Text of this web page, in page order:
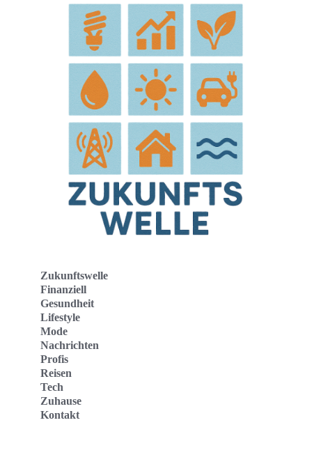
Zukunftswelle
Finanziell
Gesundheit
Lifestyle
Mode
Nachrichten
Profis
Reisen
Tech
Zuhause
Kontakt